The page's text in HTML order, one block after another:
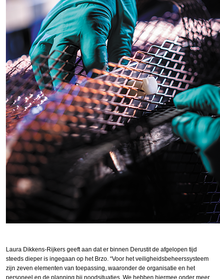
Laura Dikkens-Rijkers geeft aan dat er binnen Derustit de afgelopen tijd
steeds dieper is ingegaan op het Brzo. “Voor het veiligheidsbeheerssysteem
zijn zeven elementen van toepassing, waaronder de organisatie en het
personeel en de planning bij noodsituaties. We hebben hiermee onder meer